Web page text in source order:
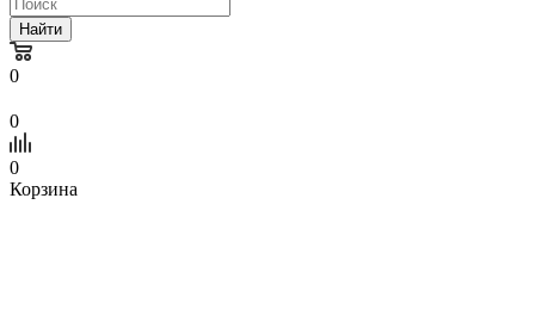
Найти
0
0
0
Корзина